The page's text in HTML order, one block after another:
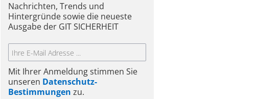
Nachrichten, Trends und
Hintergründe sowie die neueste
Ausgabe der GIT SICHERHEIT
Mit Ihrer Anmeldung stimmen Sie
unseren Datenschutz-
Bestimmungen zu.